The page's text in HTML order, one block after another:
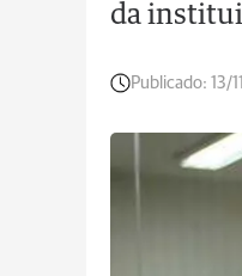
da
Publicado: 13/